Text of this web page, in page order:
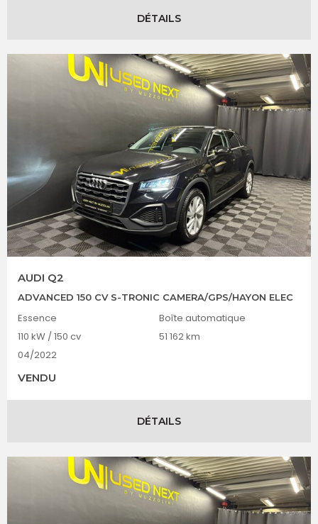
DÉTAILS
AUDI Q2
ADVANCED 150 CV S-TRONIC CAMERA/GPS/HAYON ELEC
Essence
Boîte automatique
110 kW / 150 cv
51 162 km
04/2022
VENDU
DÉTAILS